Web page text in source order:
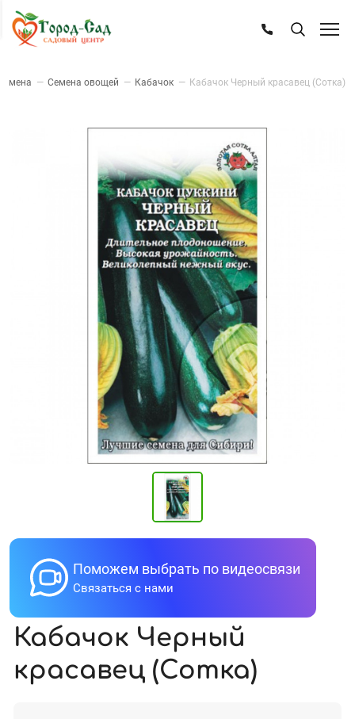
— Семена овощей — Кабачок — Кабачок Черный красавец (Сотка)
Поможем выбрать по видеосвязи
Связаться с нами
Кабачок Черный
красавец (Сотка)